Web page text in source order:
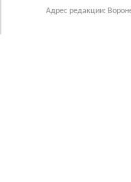
Адрес редакции: